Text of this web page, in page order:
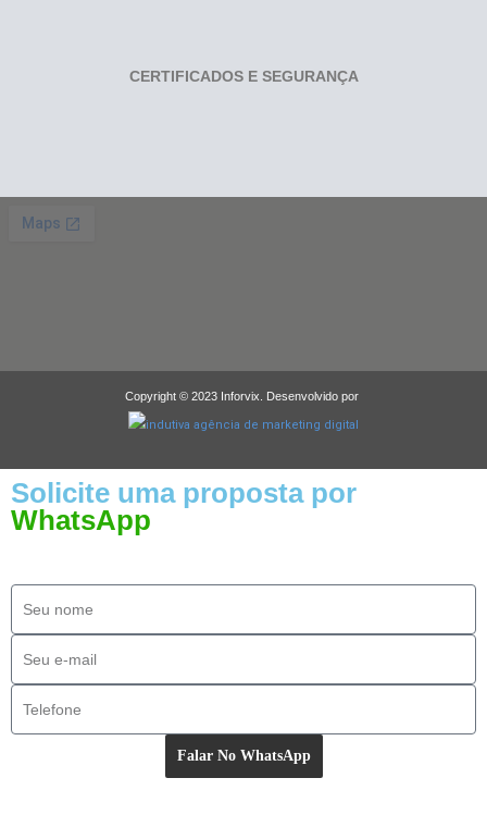
CERTIFICADOS E SEGURANÇA
Copyright © 2023 Inforvix. Desenvolvido por
Solicite uma proposta por
WhatsApp
Falar No WhatsApp